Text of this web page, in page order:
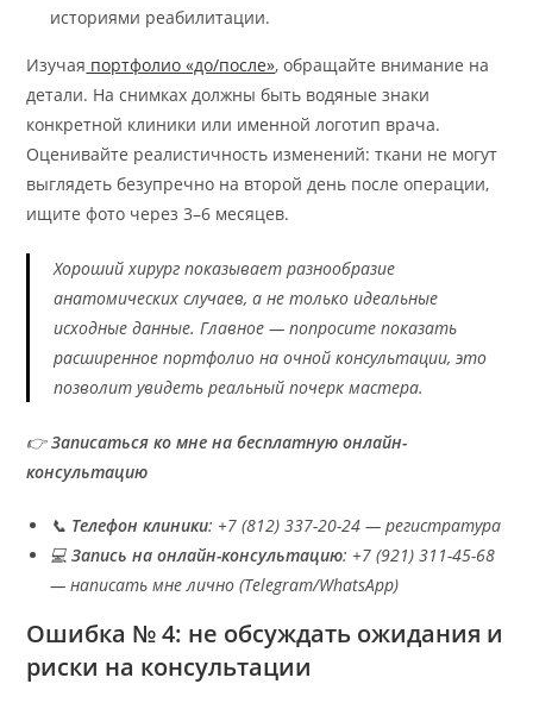
историями реабилитации.
Изучая портфолио «до/после», обращайте внимание на
детали. На снимках должны быть водяные знаки
конкретной клиники или именной логотип врача.
Оценивайте реалистичность изменений: ткани не могут
выглядеть безупречно на второй день после операции,
ищите фото через 3–6 месяцев.
Хороший хирург показывает разнообразие
анатомических случаев, а не только идеальные
исходные данные. Главное — попросите показать
расширенное портфолио на очной консультации, это
позволит увидеть реальный почерк мастера.
👉Записаться ко мне на бесплатную онлайн-
консультацию
📞 Телефон клиники: +7 (812) 337-20-24 — регистратура
💻Запись на онлайн-консультацию: +7 (921) 311-45-68
— написать мне лично (Telegram/WhatsApp)
Ошибка № 4: не обсуждать ожидания и
риски на консультации